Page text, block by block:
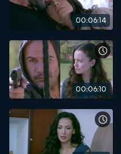
00:06:14
00:06:10